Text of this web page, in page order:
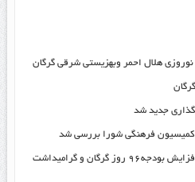
نوروزی هلال احمر وبهزیستی شرقی گرگان
کمیسیون فرهنگی شورا بررسی شد
ایجاد سه خانه فرهنگ جدید و افزایش بودجه۹۶ روز گرگان و گرامیداشت